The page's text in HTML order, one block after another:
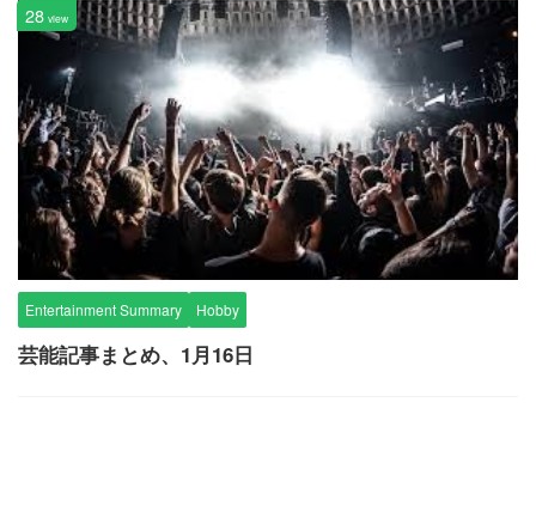
28 view
Entertainment Summary Hobby
芸能記事まとめ、1月16日